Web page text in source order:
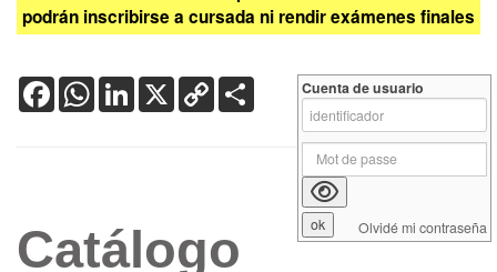
podrán inscribirse a cursada ni rendir exámenes finales
FacebookWhatsApp
LinkedIn
X Copy
Link
Catálogo
Cuenta de usuario
Olvidé mi contraseña